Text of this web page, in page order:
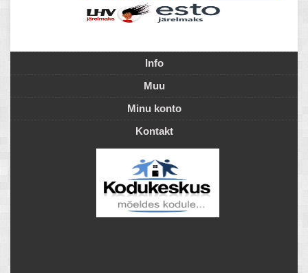
Info
Muu
Minu konto
Kontakt